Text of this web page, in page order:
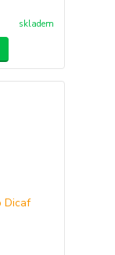
skladem